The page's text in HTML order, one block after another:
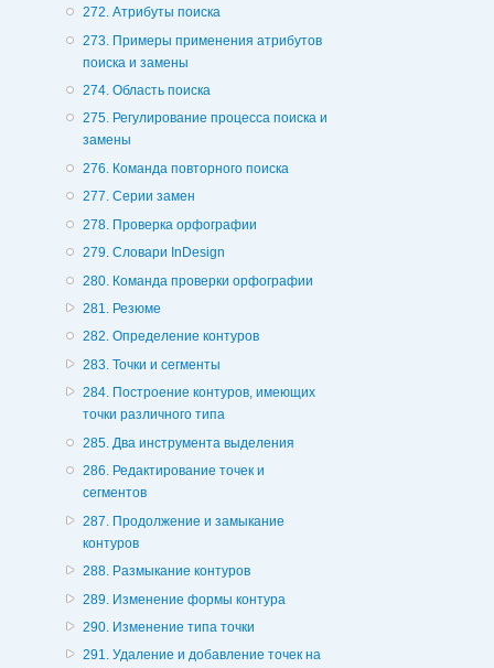
272. Атрибуты поиска
273. Примеры применения атрибутов
поиска и замены
274. Область поиска
275. Регулирование процесса поиска и
замены
276. Команда повторного поиска
277. Серии замен
278. Проверка орфографии
279. Словари InDesign
280. Команда проверки орфографии
281. Резюме
282. Определение контуров
283. Точки и сегменты
284. Построение контуров, имеющих
точки различного типа
285. Два инструмента выделения
286. Редактирование точек и
сегментов
287. Продолжение и замыкание
контуров
288. Размыкание контуров
289. Изменение формы контура
290. Изменение типа точки
291. Удаление и добавление точек на